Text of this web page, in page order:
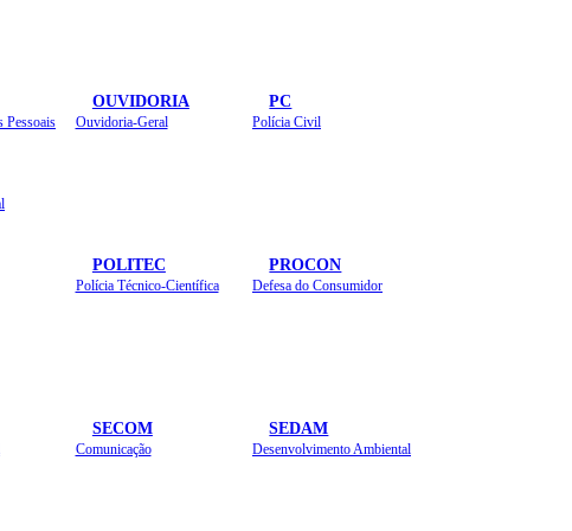
Pessoais
OUVIDORIA
Ouvidoria-Geral
PC
Polícia Civil
POLITEC
Polícia Técnico-Científica
PROCON
Defesa do Consumidor
SECOM
Comunicação
SEDAM
Desenvolvimento Ambiental